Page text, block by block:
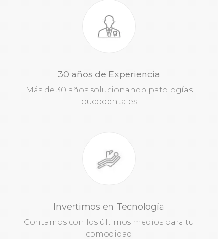
30 años de Experiencia
Más de 30 años solucionando patologías
bucodentales
Invertimos en Tecnología
Contamos con los últimos medios para tu
comodidad